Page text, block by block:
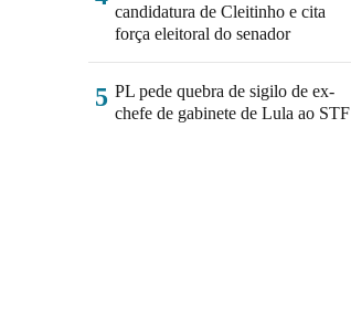
candidatura de Cleitinho e cita
força eleitoral do senador
5 PL pede quebra de sigilo de ex-
chefe de gabinete de Lula ao STF